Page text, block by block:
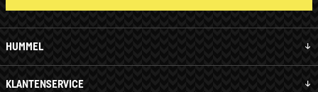
HUMMEL
KLANTENSERVICE